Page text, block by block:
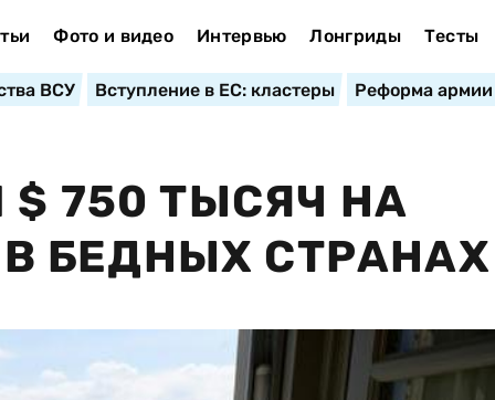
Фото и видео Интервью Лонгриды Тесты
ВСУ Вступление в ЕС: кластеры Реформа армии
750 ТЫСЯЧ НА
В БЕДНЫХ СТРАНАХ